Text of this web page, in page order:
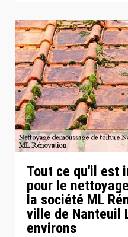
Tout ce qu'il est
pour le
la société ML
ville de Nanteuil
environs